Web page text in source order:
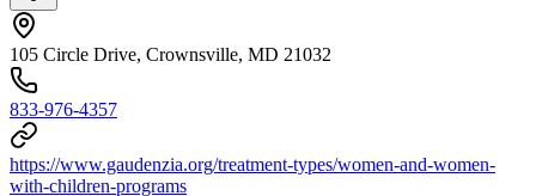
105 Circle Drive, Crownsville, MD 21032
833-976-4357
https://www.gaudenzia.org/treatment-types/women-and-women-
with-children-programs